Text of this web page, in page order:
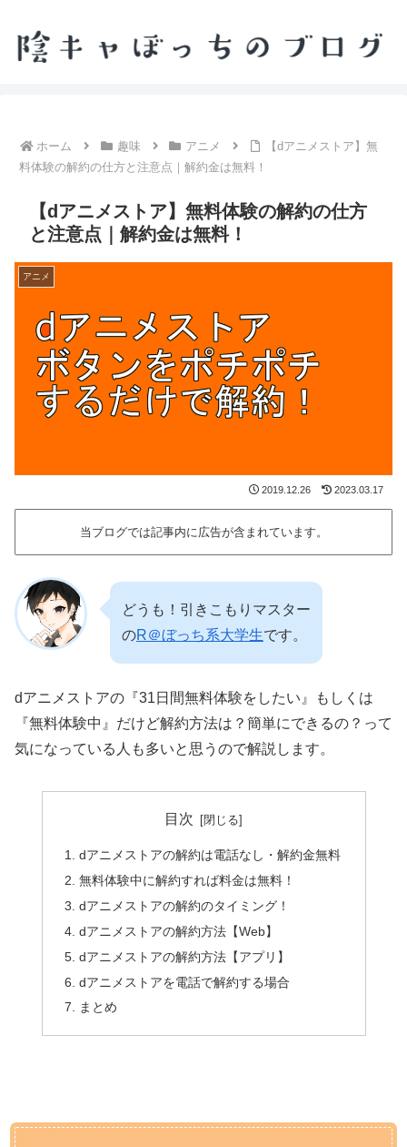
ホーム 趣味 アニメ
【dアニメストア】無
料体験の解約の仕方と注意点｜解約金は無料！
【dアニメストア】無料体験の解約の仕方
と注意点｜解約金は無料！
アニメ
2019.12.26 2023.03.17
当ブログでは記事内に広告が含まれています。
どうも！引きこもりマスター
のR＠ぼっち系大学生です。
dアニメストアの『31日間無料体験をしたい』もしくは
『無料体験中』だけど解約方法は？簡単にできるの？って
気になっている人も多いと思うので解説します。
目次
dアニメストアの解約は電話なし・解約金無料
無料体験中に解約すれば料金は無料！
dアニメストアの解約のタイミング！
dアニメストアの解約方法【Web】
dアニメストアの解約方法【アプリ】
dアニメストアを電話で解約する場合
まとめ